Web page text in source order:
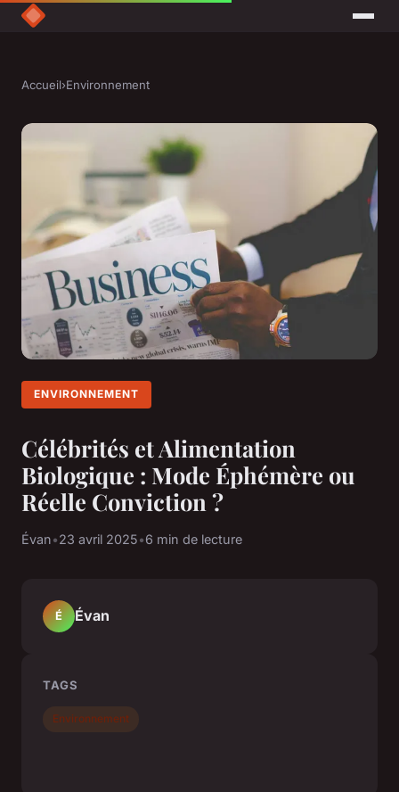
Accueil›Environnement
ENVIRONNEMENT
Célébrités et Alimentation
Biologique : Mode Éphémère ou
Réelle Conviction ?
Évan•23 avril 2025•6 min de lecture
É Évan
TAGS
Environnement